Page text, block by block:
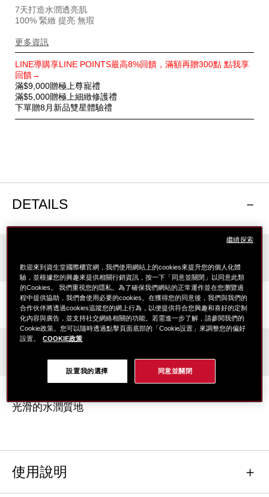
7天打造水潤透亮肌
100% 緊緻 提亮 無瑕
更多資訊
別
優
惠
LINE導購享LINE POINTS最高8%回饋，滿額再贈300點 點我享
回饋→
滿$9,000贈極上尊寵禮
滿$5,000贈極上細緻修護禮
下單贈8月新品雙星體驗禮
DETAILS
所有類型的肌膚
香味
優雅柔和的香味，有放鬆的效果
使用期限
大約1.5個月(以推薦使用量計算)
光滑的水潤質地
使用說明
歡迎來到資生堂國際櫃官網，我們使用網站上的cookies來提升您的個人化體
驗，並根據您的興趣來提供相關行銷資訊，按一下「同意並關閉」以同意此類
的Cookies。 我們重視您的隱私。為了確保我們網站的正常運作並在您瀏覽過
程中提供協助，我們會使用必要的cookies。在獲得您的同意後，我們與我們的
合作伙伴將透過cookies追蹤您的網上行為，以便提供符合您興趣和喜好的定制
化內容與廣告，並支持社交網絡相關的功能。若需進一步了解，請參閱我們的
Cookie政策。您可以隨時透過點擊頁面底部的「Cookie設置」來調整您的偏好
設置。
COOKIE政策
設置我的選擇 同意並關閉
繼續探索